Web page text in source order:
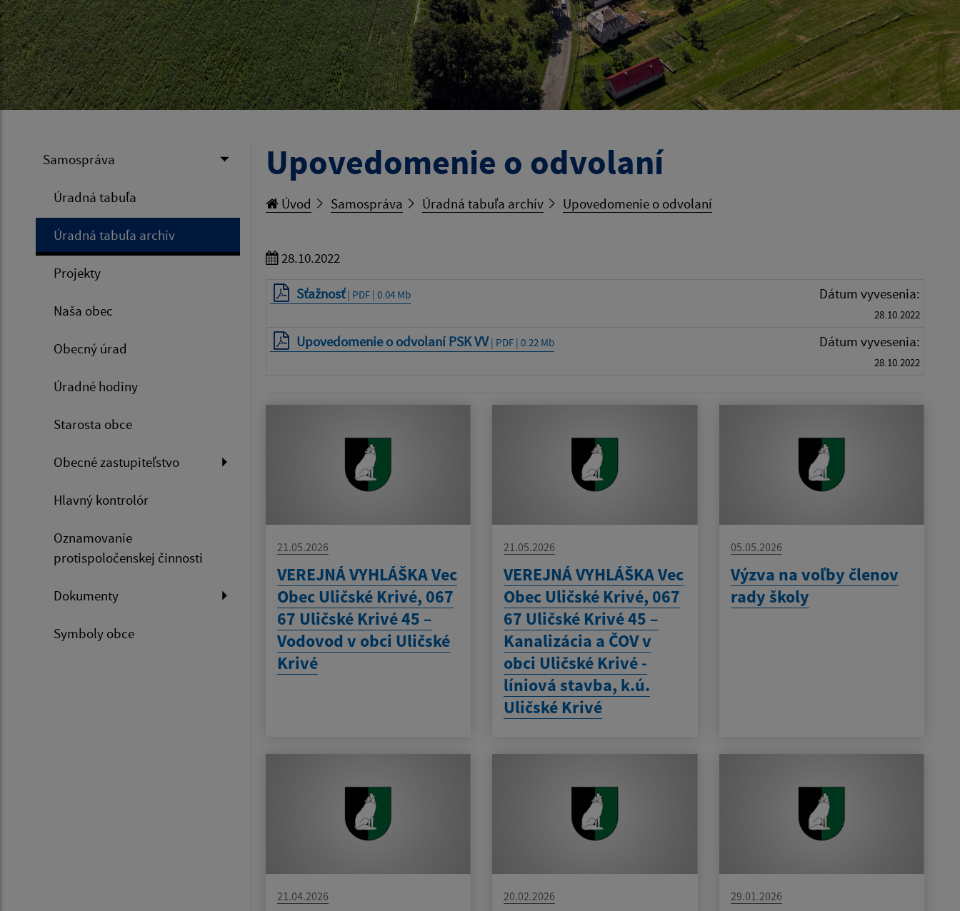
Samospráva
Úradná tabuľa
Úradná tabuľa archív
Projekty
Naša obec
Obecný úrad
Úradné hodiny
Starosta obce
Obecné zastupiteľstvo
Hlavný kontrolór
Oznamovanie
protispoločenskej činnosti
Dokumenty
Symboly obce
Upovedomenie o odvolaní
Úvod Samospráva Úradná tabuľa archív Upovedomenie o odvolaní
28.10.2022
Sťažnosť| PDF | 0.04 Mb Dátum vyvesenia:
28.10.2022
Upovedomenie o odvolaní PSK VV| PDF | 0.22 Mb Dátum vyvesenia:
28.10.2022
21.05.2026
VEREJNÁ VYHLÁŠKA Vec
Obec Uličské Krivé, 067
67 Uličské Krivé 45 –
Vodovod v obci Uličské
Krivé
21.05.2026
VEREJNÁ VYHLÁŠKA Vec
Obec Uličské Krivé, 067
67 Uličské Krivé 45 –
Kanalizácia a ČOV v
obci Uličské Krivé -
líniová stavba, k.ú.
Uličské Krivé
05.05.2026
Výzva na voľby členov
rady školy
21.04.2026 20.02.2026 29.01.2026